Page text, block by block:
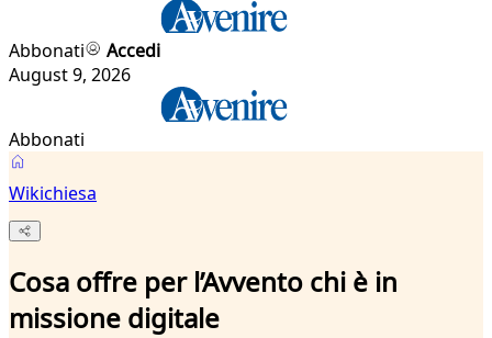
Abbonati
Accedi
August 9, 2026
Abbonati
Wikichiesa
Cosa offre per l’Avvento chi è in
missione digitale